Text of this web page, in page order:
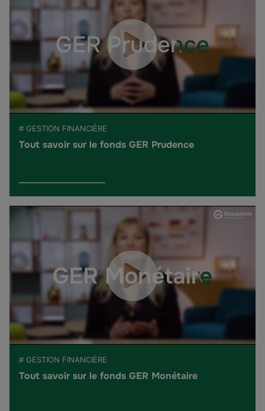
# GESTION FINANCIÈRE
Tout savoir sur le fonds GER Prudence
# GESTION FINANCIÈRE
Tout savoir sur le fonds GER Monétaire